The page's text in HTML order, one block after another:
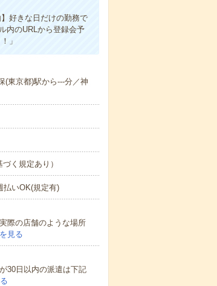
好きな日だけの勤務で
内のURLから登録会予
」
(東京都)駅から---分／神
く規定あり）
いOK(規定有)
際の店舗のような場所
見る
30日以内の派遣は下記